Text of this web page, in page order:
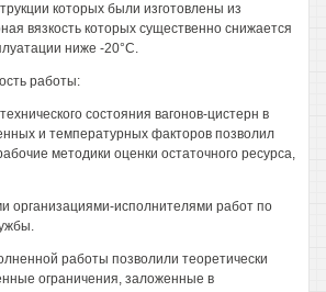
которых были изготовлены из
вязкость которых существенно снижается
ниже -20°С.
работы:
состояния вагонов-цистерн в
и температурных факторов позволил
методики оценки остаточного ресурса,
организациями-исполнителями работ по
работы позволили теоретически
ограничения, заложенные в